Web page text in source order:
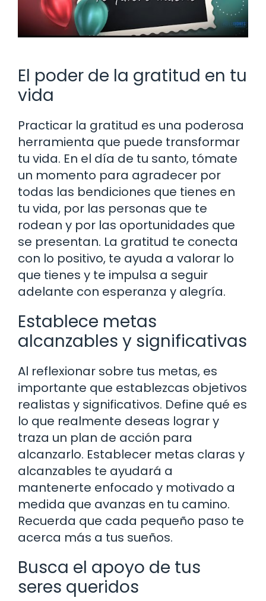
El poder de la gratitud en tu
vida
Practicar la gratitud es una poderosa
herramienta que puede transformar
tu vida. En el día de tu santo, tómate
un momento para agradecer por
todas las bendiciones que tienes en
tu vida, por las personas que te
rodean y por las oportunidades que
se presentan. La gratitud te conecta
con lo positivo, te ayuda a valorar lo
que tienes y te impulsa a seguir
adelante con esperanza y alegría.
Establece metas
alcanzables y significativas
Al reflexionar sobre tus metas, es
importante que establezcas objetivos
realistas y significativos. Define qué es
lo que realmente deseas lograr y
traza un plan de acción para
alcanzarlo. Establecer metas claras y
alcanzables te ayudará a
mantenerte enfocado y motivado a
medida que avanzas en tu camino.
Recuerda que cada pequeño paso te
acerca más a tus sueños.
Busca el apoyo de tus
seres queridos